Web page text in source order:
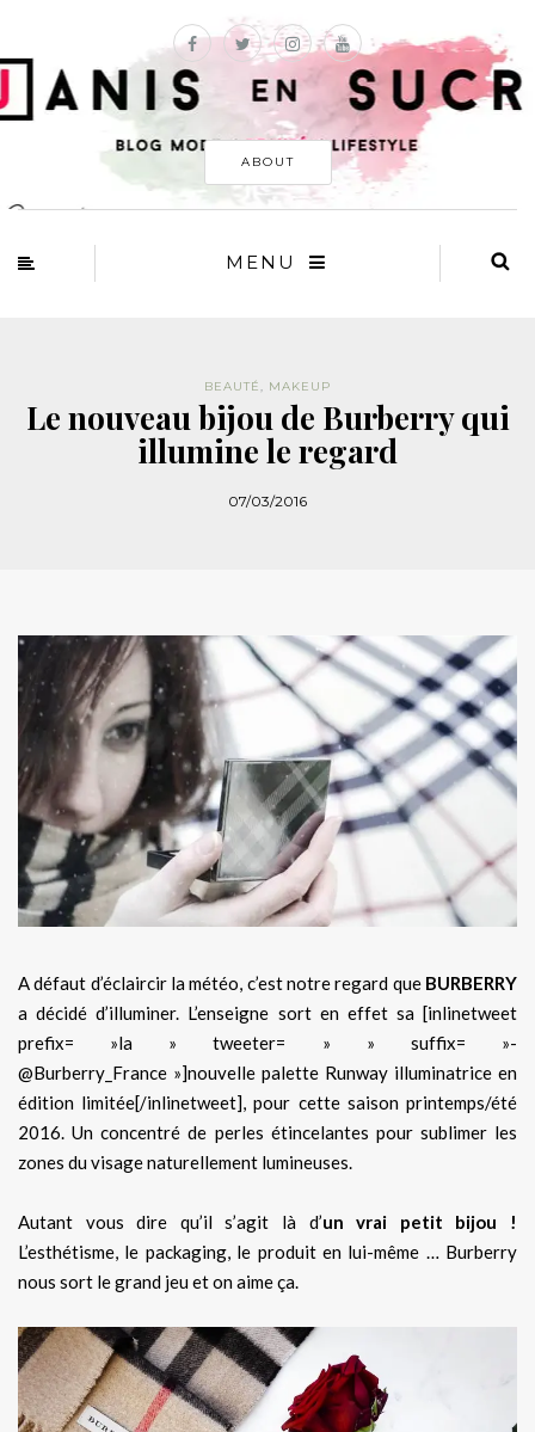
ABOUT
MENU
BEAUTÉ, MAKEUP
Le nouveau bijou de Burberry qui
illumine le regard
07/03/2016
A défaut d’éclaircir la météo, c’est notre regard que BURBERRY
a décidé d’illuminer. L’enseigne sort en effet sa [inlinetweet
prefix= »la » tweeter= » » suffix= »-
@Burberry_France »]nouvelle palette Runway illuminatrice en
édition limitée[/inlinetweet], pour cette saison printemps/été
2016. Un concentré de perles étincelantes pour sublimer les
zones du visage naturellement lumineuses.
Autant vous dire qu’il s’agit là d’un vrai petit bijou !
L’esthétisme, le packaging, le produit en lui-même … Burberry
nous sort le grand jeu et on aime ça.